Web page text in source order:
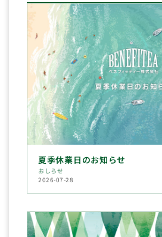
夏季休業日のお知らせ
おしらせ
2026-07-28